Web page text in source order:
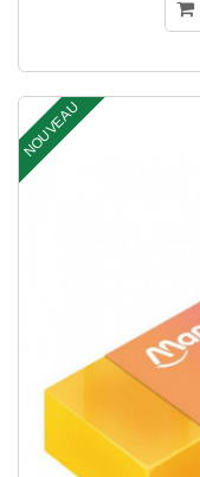
NOUVEAU